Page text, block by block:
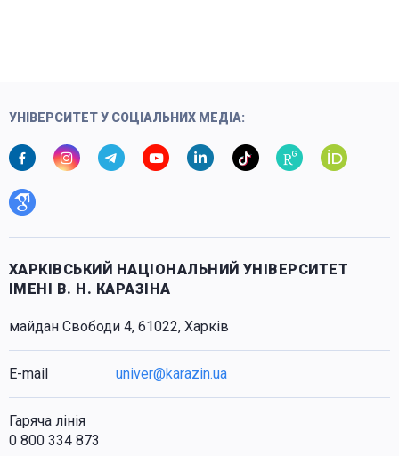
УНІВЕРСИТЕТ У СОЦІАЛЬНИХ МЕДІА:
ХАРКІВСЬКИЙ НАЦІОНАЛЬНИЙ УНІВЕРСИТЕТ
ІМЕНІ В. Н. КАРАЗІНА
майдан Свободи 4, 61022, Харків
E-mail univer@karazin.ua
Гаряча лінія
0 800 334 873